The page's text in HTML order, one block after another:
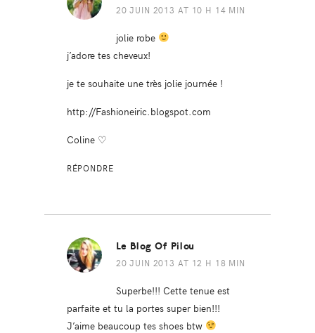
20 JUIN 2013 AT 10 H 14 MIN
jolie robe
j’adore tes cheveux!
je te souhaite une très jolie journée !
http://Fashioneiric.blogspot.com
Coline ♡
RÉPONDRE
Le Blog Of Pilou
20 JUIN 2013 AT 12 H 18 MIN
Superbe!!! Cette tenue est
parfaite et tu la portes super bien!!!
J’aime beaucoup tes shoes btw